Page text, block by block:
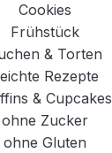
Cookies
Frühstück
& Torten
Rezepte
& Cupcakes
ohne Zucker
ohne Gluten